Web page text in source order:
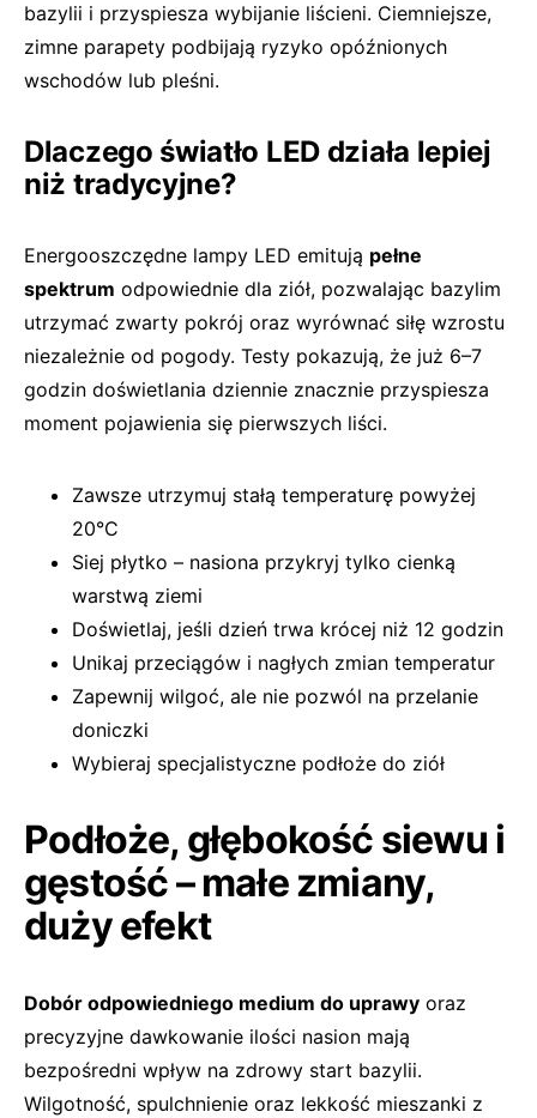
bazylii i przyspiesza wybijanie liścieni. Ciemniejsze,
zimne parapety podbijają ryzyko opóźnionych
wschodów lub pleśni.
Dlaczego światło LED działa lepiej
niż tradycyjne?
Energooszczędne lampy LED emitują pełne
spektrum odpowiednie dla ziół, pozwalając bazylim
utrzymać zwarty pokrój oraz wyrównać siłę wzrostu
niezależnie od pogody. Testy pokazują, że już 6–7
godzin doświetlania dziennie znacznie przyspiesza
moment pojawienia się pierwszych liści.
Zawsze utrzymuj stałą temperaturę powyżej
20°C
Siej płytko – nasiona przykryj tylko cienką
warstwą ziemi
Doświetlaj, jeśli dzień trwa krócej niż 12 godzin
Unikaj przeciągów i nagłych zmian temperatur
Zapewnij wilgoć, ale nie pozwól na przelanie
doniczki
Wybieraj specjalistyczne podłoże do ziół
Podłoże, głębokość siewu i
gęstość – małe zmiany,
duży efekt
Dobór odpowiedniego medium do uprawy oraz
precyzyjne dawkowanie ilości nasion mają
bezpośredni wpływ na zdrowy start bazylii.
Wilgotność, spulchnienie oraz lekkość mieszanki z